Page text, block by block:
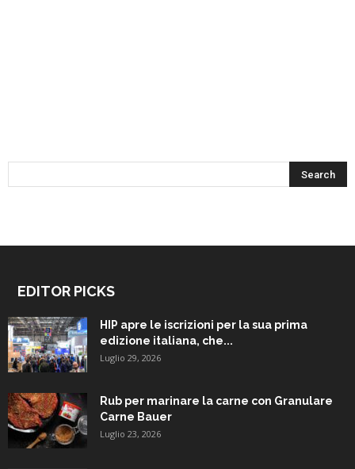
EDITOR PICKS
HIP apre le iscrizioni per la sua prima
edizione italiana, che...
Luglio 29, 2026
Rub per marinare la carne con Granulare
Carne Bauer
Luglio 23, 2026